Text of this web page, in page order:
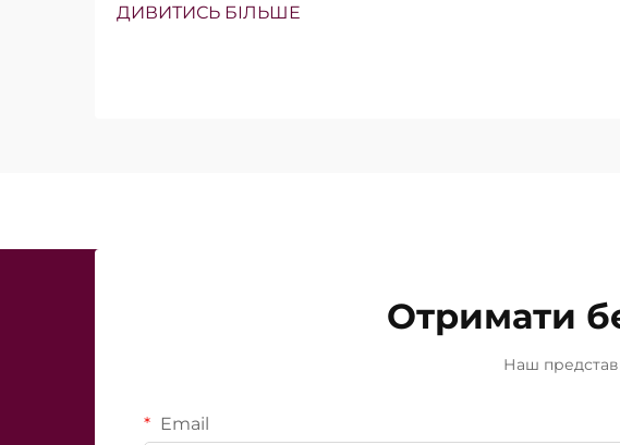
Проте справжнє питання полягає не просто в
ДИВИТИСЬ БІЛЬШЕ
Отримати
Наш
Email